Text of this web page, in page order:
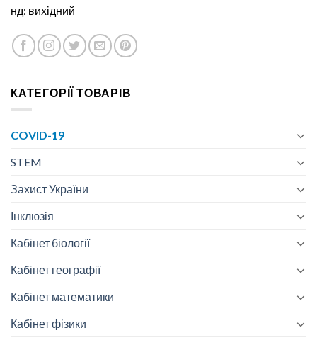
нд: вихідний
КАТЕГОРІЇ ТОВАРІВ
COVID-19
STEM
Захист України
Інклюзія
Кабінет біології
Кабінет географії
Кабінет математики
Кабінет фізики